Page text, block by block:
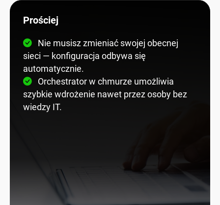
Prościej
Nie musisz zmieniać swojej obecnej
sieci — konfiguracja odbywa się
automatycznie.
Orchestrator w chmurze umożliwia
szybkie wdrożenie nawet przez osoby bez
wiedzy IT.